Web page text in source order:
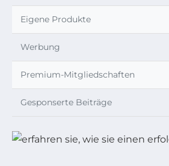
Eigene Produkte
Werbung
Premium-Mitgliedschaften
Gesponserte Beiträge